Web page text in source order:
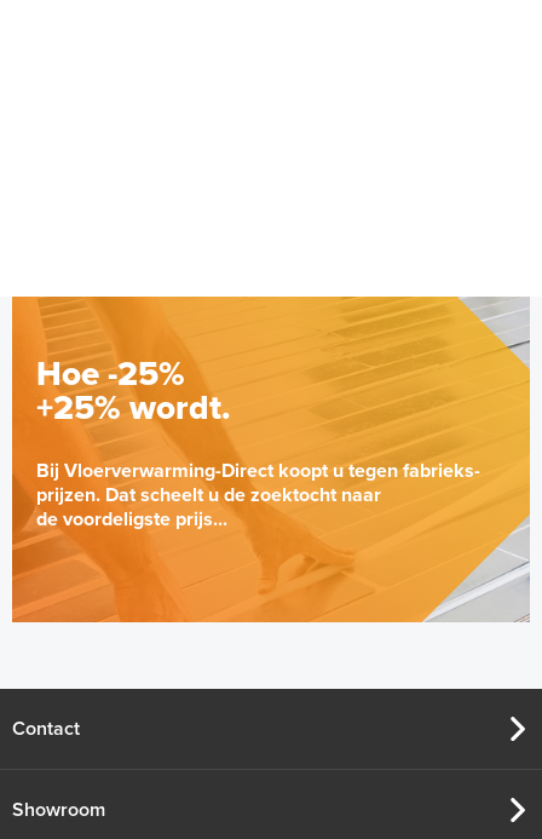
Hoe -25%
+25% wordt.
Bij Vloerverwarming-Direct koopt u tegen fabrieks-
prijzen. Dat scheelt u de zoektocht naar
de voordeligste prijs...
Contact
Showroom